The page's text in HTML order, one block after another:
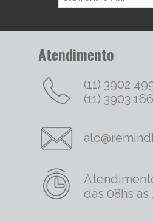
Atendimento
(11) 3902
(11) 3903
das 08hs as